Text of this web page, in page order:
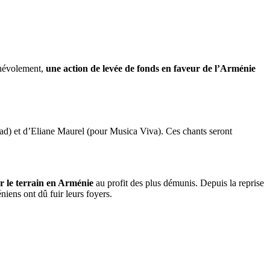
une action de levée de fonds en faveur de l’Arménie
et d’Eliane Maurel (pour Musica Viva). Ces chants seront
le terrain en Arménie au profit des plus démunis. Depuis la reprise
ont dû fuir leurs foyers.